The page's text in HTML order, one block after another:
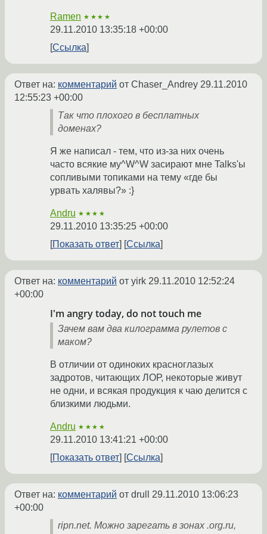
Ramen ★★★★
29.11.2010 13:35:18 +00:00
Ссылка
Ответ на: комментарий от Chaser_Andrey 29.11.2010
12:55:23 +00:00
Так что плохого в бесплатных
доменах?
Я же написал - тем, что из-за них очень
часто всякие му^W^W засирают мне Talks'ы
сопливыми топиками на тему «где бы
урвать халявы?» :}
Andru ★★★★
29.11.2010 13:35:25 +00:00
Показать ответ
Ссылка
Ответ на: комментарий от yirk 29.11.2010 12:52:24
+00:00
I'm angry today, do not touch me
Зачем вам два килограмма рулетов с
маком?
В отличии от одиноких красноглазых
задротов, читающих ЛОР, некоторые живут
не одни, и всякая продукция к чаю делится с
близкими людьми.
Andru ★★★★
29.11.2010 13:41:21 +00:00
Показать ответ
Ссылка
Ответ на: комментарий от drull 29.11.2010 13:06:23
+00:00
ripn.net. Можно зарегать в зонах .org.ru,